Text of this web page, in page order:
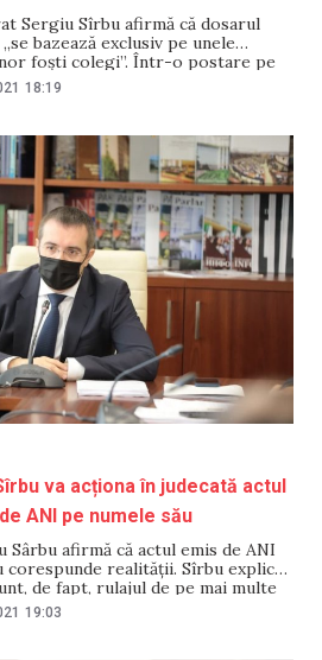
Sergiu Sîrbu afirmă că dosarul
bazează exclusiv pe unele
foști colegi”. Într-o postare pe
acest dosar a fost reluat a treia
18:19
va acționa în judecată actul
ANI pe numele său
afirmă că actul emis de ANI
corespunde realității. Sîrbu explică
de fapt, rulajul de pe mai multe
erau destinate administrării a
19:03